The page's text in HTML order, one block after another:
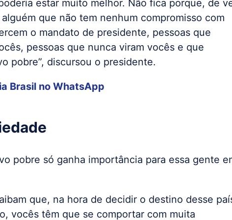
estar muito melhor. Não fica porque, de
que não tem nenhum compromisso com
o mandato de presidente, pessoas que
pessoas que nunca viram vocês e que
pobre”, discursou o presidente.
Brasil no WhatsApp
pobre só ganha importância para essa gente
que, na hora de decidir o destino desse
vocês têm que se comportar com muita